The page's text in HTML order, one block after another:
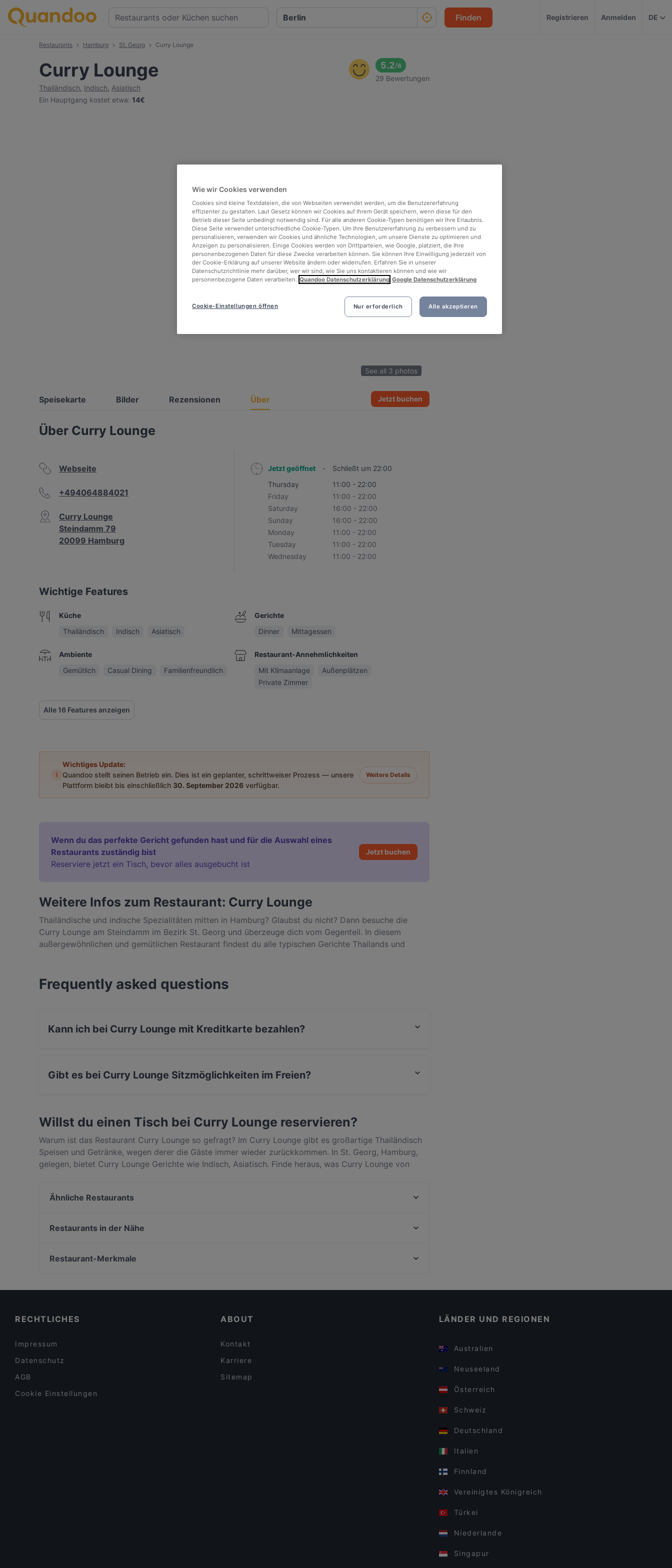
Finden Registrieren Anmelden DE
Restaurants Hamburg St. Georg Curry Lounge
Curry Lounge
Thailändisch, Indisch, Asiatisch
Ein Hauptgang kostet etwa: 14€
5.2/6
29 Bewertungen
See all 3 photos
Speisekarte Bilder Rezensionen Über Jetzt buchen
Über Curry Lounge
Webseite
+494064884021
Curry Lounge
Steindamm 79
20099 Hamburg
Jetzt geöffnet -
Schließt um 22:00
Thursday
11:00 - 22:00
Friday
11:00 - 22:00
Saturday
16:00 - 22:00
Sunday
16:00 - 22:00
Monday
11:00 - 22:00
Tuesday
11:00 - 22:00
Wednesday
11:00 - 22:00
Wichtige Features
Küche
Thailändisch
Indisch Asiatisch
Ambiente
Gemütlich
Casual Dining Familienfreundlich
Gerichte
Dinner
Mittagessen
Restaurant-Annehmlichkeiten
Mit Klimaanlage
Außenplätzen
Private Zimmer
Alle 16 Features anzeigen
i
Wichtiges Update:
Quandoo stellt seinen Betrieb ein. Dies ist ein geplanter, schrittweiser Prozess — unsere
Plattform bleibt bis einschließlich 30. September 2026 verfügbar.
Weitere Details
Wenn du das perfekte Gericht gefunden hast und für die Auswahl eines
Restaurants zuständig bist
Reserviere jetzt ein Tisch, bevor alles ausgebucht ist
Jetzt buchen
Weitere Infos zum Restaurant: Curry Lounge
Thailändische und indische Spezialitäten mitten in Hamburg? Glaubst du nicht? Dann besuche die
Curry Lounge am Steindamm im Bezirk St. Georg und überzeuge dich vom Gegenteil. In diesem
außergewöhnlichen und gemütlichen Restaurant findest du alle typischen Gerichte Thailands und
garantiert begeistern werden. Dazu bekommst du kühle Getränke und süße Desserts, die deinen
Aufenthalt hier erst richtig abrunden. Reserviere also gleich mit Quandoo einen Tisch in der Hamburger
Frequently asked questions
Kann ich bei Curry Lounge mit Kreditkarte bezahlen?
Gibt es bei Curry Lounge Sitzmöglichkeiten im Freien?
Willst du einen Tisch bei Curry Lounge reservieren?
Warum ist das Restaurant Curry Lounge so gefragt? Im Curry Lounge gibt es großartige Thailändisch
Speisen und Getränke, wegen derer die Gäste immer wieder zurückkommen. In St. Georg, Hamburg,
gelegen, bietet Curry Lounge Gerichte wie Indisch, Asiatisch. Finde heraus, was Curry Lounge von
Ähnliche Restaurants
Cafe Curiousa
Restaurants in der Nähe
Bake&Soda
Restaurant-Merkmale
RECHTLICHES
Impressum
Datenschutz
AGB
Cookie Einstellungen
ABOUT
Kontakt
Karriere
Sitemap
LÄNDER UND REGIONEN
Australien
Neuseeland
Österreich
Schweiz
Deutschland
Italien
Finnland
Vereinigtes Königreich
Türkei
Niederlande
Singapur
Wie wir Cookies verwenden
Cookies sind kleine Textdateien, die von Webseiten verwendet werden, um die Benutzererfahrung
effizienter zu gestalten. Laut Gesetz können wir Cookies auf Ihrem Gerät speichern, wenn diese für den
Betrieb dieser Seite unbedingt notwendig sind. Für alle anderen Cookie-Typen benötigen wir Ihre Erlaubnis.
Diese Seite verwendet unterschiedliche Cookie-Typen. Um Ihre Benutzererfahrung zu verbessern und zu
personalisieren, verwenden wir Cookies und ähnliche Technologien, um unsere Dienste zu optimieren und
Anzeigen zu personalisieren. Einige Cookies werden von Drittparteien, wie Google, platziert, die Ihre
personenbezogenen Daten für diese Zwecke verarbeiten können. Sie können Ihre Einwilligung jederzeit von
der Cookie-Erklärung auf unserer Website ändern oder widerrufen. Erfahren Sie in unserer
Datenschutzrichtlinie mehr darüber, wer wir sind, wie Sie uns kontaktieren können und wie wir
personenbezogene Daten verarbeiten. Quandoo Datenschutzerklärung Google Datenschutzerklärung
Nur erforderlich Alle akzeptieren
Cookie-Einstellungen öffnen